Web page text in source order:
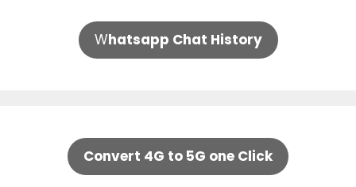
Whatsapp Chat History
Convert 4G to 5G one Click